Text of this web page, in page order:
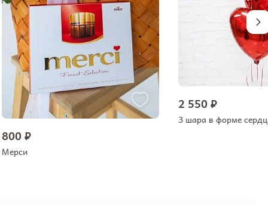
800 ₽
Мерси
2 550 ₽
3 шара в форме